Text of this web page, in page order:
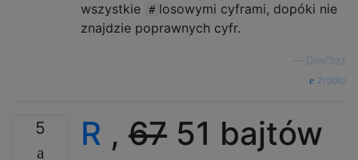
wszystkie
# losowymi cyframi, dopóki nie
znajdzie poprawnych cyfr.
DimChtz
źródło
5 R , 67 51 bajtów